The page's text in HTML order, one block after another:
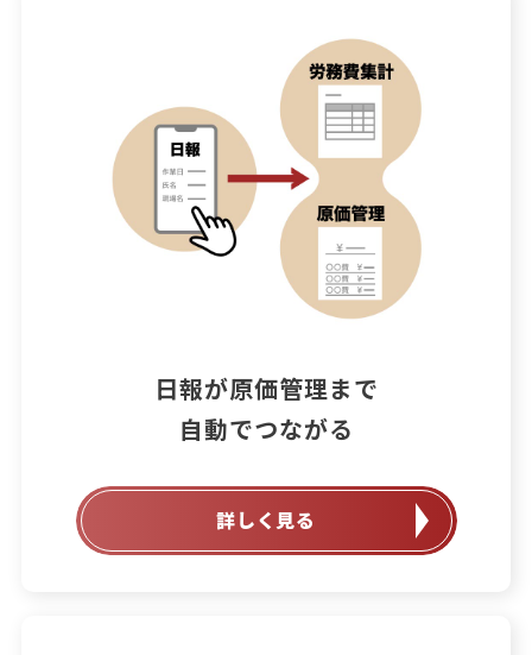
日報が原価管理まで
自動でつながる
詳しく見る